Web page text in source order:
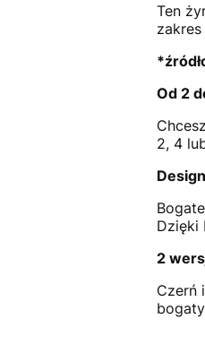
Ten
Od 2
2, 4
Dzięki
2
Czerń